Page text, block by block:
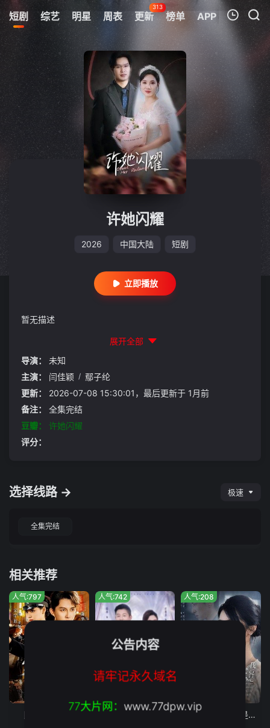
短剧 综艺 明星 周表 更新
313
榜单 APP
暂无观看影片的记录
许她闪耀
2026 中国大陆 短剧
立即播放
暂无描述
展开全部
导演：
未知
主演：
闫佳颖 / 鄢子纶
更新：
2026-07-08 15:30:01，最后更新于 1月前
备注：
全集完结
豆瓣：
许她闪耀
评分：
选择线路 → 极速
全集完结
相关推荐
人气:797
民国第一惡少
人气:742 人气:208
结婚七年，我竟是老公小青梅的替身
公告内容
请牢记永久域名
77大片网： www.77dpw.vip